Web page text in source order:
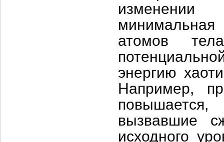
изменении
минимальная
атомов
энергию
Например,
вызвавшие
исходного